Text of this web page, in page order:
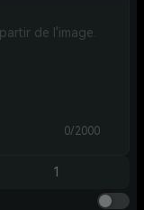
0/2000
1